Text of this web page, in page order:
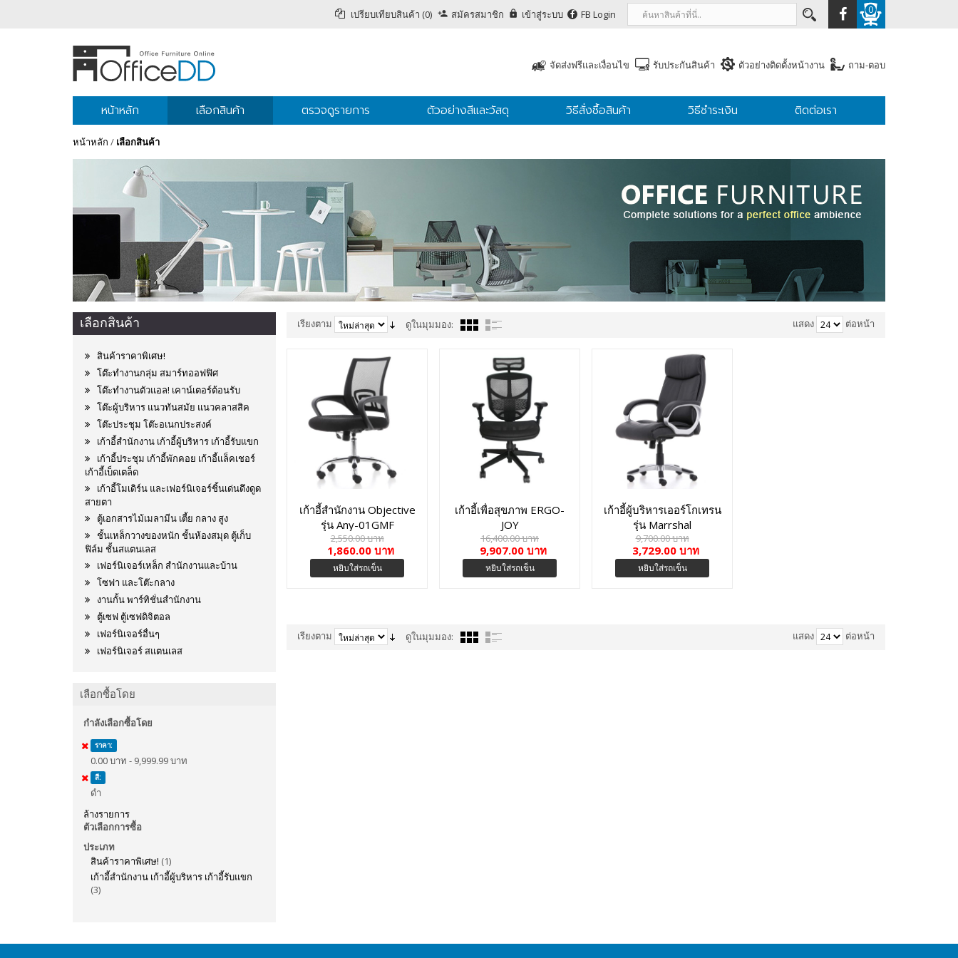
0
เปรียบเทียบสินค้า (0) สมัครสมาชิก เข้าสู่ระบบ FB Login
จัดส่งฟรีและเงื่อนไข รับประกันสินค้า ตัวอย่างติดตั้งหน้างาน ถาม-ตอบ
หน้าหลัก เลือกสินค้า ตรวจดูรายการ ตัวอย่างสีและวัสดุ วิธีสั่งซื้อสินค้า วิธีชำระเงิน ติดต่อเรา
หน้าหลัก / เลือกสินค้า
เลือกสินค้า
สินค้าราคาพิเศษ!
โต๊ะทำงานกลุ่ม สมาร์ทออฟฟิศ
โต๊ะทำงานตัวแอล! เคาน์เตอร์ต้อนรับ
โต๊ะผู้บริหาร แนวทันสมัย แนวคลาสสิค
โต๊ะประชุม โต๊ะอเนกประสงค์
เก้าอี้สำนักงาน เก้าอี้ผู้บริหาร เก้าอี้รับแขก
เก้าอี้ประชุม เก้าอี้พักคอย เก้าอี้แล็คเชอร์
เก้าอี้เบ็ดเตล็ด
เก้าอี้โมเดิร์น และเฟอร์นิเจอร์ชิ้นเด่นดึงดูด
สายตา
ตู้เอกสารไม้เมลามีน เตี้ย กลาง สูง
ชั้นเหล็กวางของหนัก ชั้นห้องสมุด ตู้เก็บ
ฟิล์ม ชั้นสแตนเลส
เฟอร์นิเจอร์เหล็ก สำนักงานและบ้าน
โซฟา และโต๊ะกลาง
งานกั้น พาร์ทิชั่นสำนักงาน
ตู้เซฟ ตู้เซฟดิจิตอล
เฟอร์นิเจอร์อื่นๆ
เฟอร์นิเจอร์ สแตนเลส
เลือกซื้อโดย
กำลังเลือกซื้อโดย
ราคา:
0.00 บาท - 9,999.99 บาท
สี:
ดำ
ล้างรายการ
ตัวเลือกการซื้อ
ประเภท
สินค้าราคาพิเศษ! (1)
เก้าอี้สำนักงาน เก้าอี้ผู้บริหาร เก้าอี้รับแขก
(3)
เรียงตาม ดูในมุมมอง: แสดง ต่อหน้า
เก้าอี้สำนักงาน Objective
รุ่น Any-01GMF
2,550.00 บาท
1,860.00 บาท
หยิบใส่รถเข็น
เก้าอี้เพื่อสุขภาพ ERGO-
JOY
16,400.00 บาท
9,907.00 บาท
หยิบใส่รถเข็น
เก้าอี้ผู้บริหารเออร์โกเทรน
รุ่น Marrshal
9,700.00 บาท
3,729.00 บาท
หยิบใส่รถเข็น
เรียงตาม ดูในมุมมอง: แสดง ต่อหน้า